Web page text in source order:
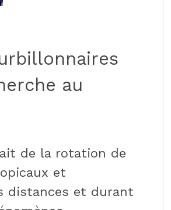
au
de la rotation de
et
distances et durant